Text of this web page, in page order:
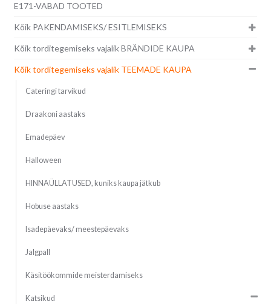
E171-VABAD TOOTED
Kõik PAKENDAMISEKS/ ESITLEMISEKS
Kõik torditegemiseks vajalik BRÄNDIDE KAUPA
Kõik torditegemiseks vajalik TEEMADE KAUPA
Cateringi tarvikud
Draakoni aastaks
Emadepäev
Halloween
HINNAÜLLATUSED, kuniks kaupa jätkub
Hobuse aastaks
Isadepäevaks/ meestepäevaks
Jalgpall
Käsitöökommide meisterdamiseks
Katsikud